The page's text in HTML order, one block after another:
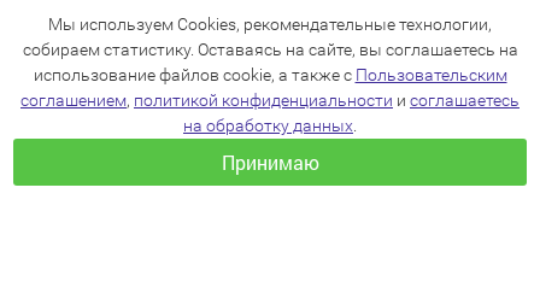
Мы используем Cookies, рекомендательные технологии,
собираем статистику. Оставаясь на сайте, вы соглашаетесь на
использование файлов cookie, а также с Пользовательским
соглашением, политикой конфиденциальности и соглашаетесь
на обработку данных
Принимаю